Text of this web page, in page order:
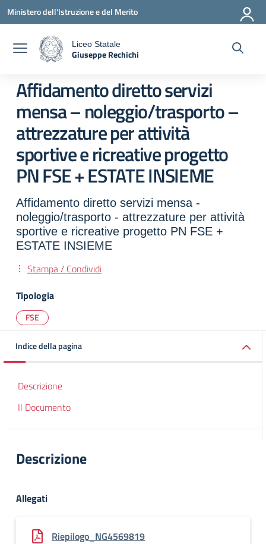
Vai ai contenuti
Vai al menu di navigazione
Vai al footer
Ministero dell'Istruzione e del Merito
Liceo Statale
Giuseppe Rechichi
Affidamento diretto servizi
mensa – noleggio/trasporto –
attrezzature per attività
sportive e ricreative progetto
PN FSE + ESTATE INSIEME
Affidamento diretto servizi mensa -
noleggio/trasporto - attrezzature per attività
sportive e ricreative progetto PN FSE +
ESTATE INSIEME
Stampa / Condividi
Tipologia
FSE
Indice della pagina
Descrizione
Il Documento
Descrizione
Allegati
Riepilogo_NG4569819